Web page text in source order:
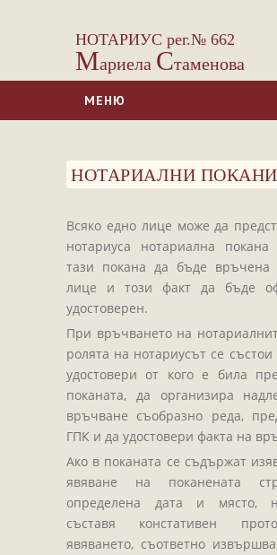
НОТАРИУС рег.№ 662
Мариела Стаменова
МЕНЮ
ЗА НАС
Сделки с недвижими имоти
Сделки с МПС
Ипотеки
Удостоверявания
Констативни протоколи
Завещания
Изготвяне на документи
Брачни договори
БЛАНКИ
ТАКСИ
НОТАРИАЛНИ ПОКАНИ
Всяко едно лице може да
нотариуса нотариална
тази покана да бъде връчена
лице и този факт да бъде
удостоверен.
При връчването на
ролята на нотариусът се състои
удостовери от кого е била
поканата, да организира
връчване съобразно реда,
ГПК и да удостовери факта на
Ако в поканата се съдържат
явяване на поканената
определена дата и място,
съставя констативен
явяването, съответно